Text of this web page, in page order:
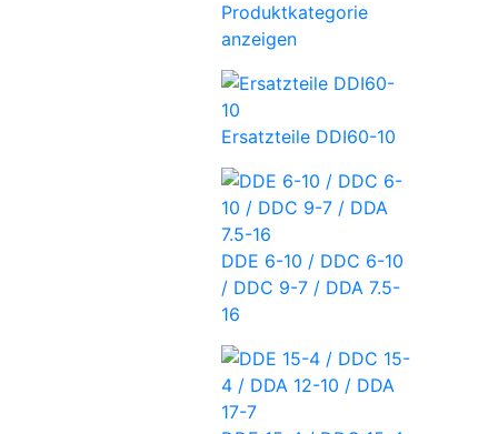
Produktkategorie
anzeigen
Ersatzteile DDI60-10
DDE 6-10 / DDC 6-10
/ DDC 9-7 / DDA 7.5-
16